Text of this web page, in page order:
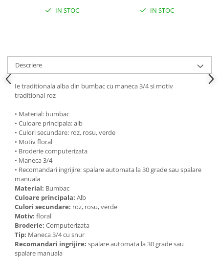
IN STOC IN STOC
Descriere
Ie traditionala alba din bumbac cu maneca 3/4 si motiv
traditional roz
• Material: bumbac
• Culoare principala: alb
• Culori secundare: roz, rosu, verde
• Motiv floral
• Broderie computerizata
• Maneca 3/4
• Recomandari ingrijire: spalare automata la 30 grade sau spalare
manuala
Material: Bumbac
Culoare principala: Alb
Culori secundare: roz, rosu, verde
Motiv: floral
Broderie: Computerizata
Tip: Maneca 3/4 cu snur
Recomandari ingrijire: spalare automata la 30 grade sau
spalare manuala